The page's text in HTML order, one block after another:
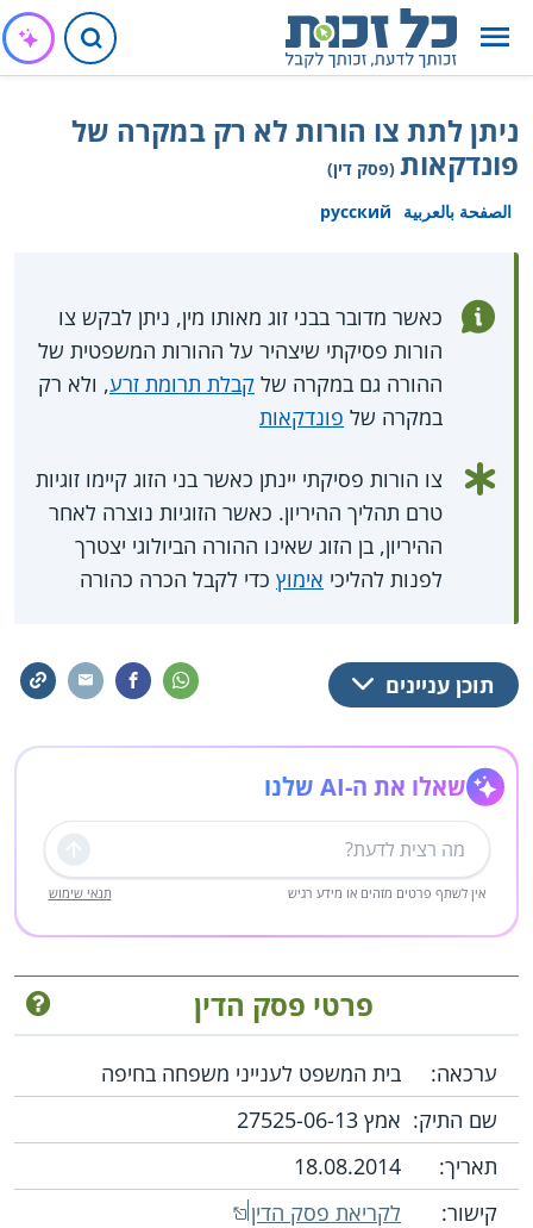
ניתן לתת צו הורות לא רק במקרה של
פונדקאות (פסק דין)
الصفحة بالعربية
русский
כאשר מדובר בבני זוג מאותו מין, ניתן לבקש צו
הורות פסיקתי שיצהיר על ההורות המשפטית של
ההורה גם במקרה של קבלת תרומת זרע, ולא רק
במקרה של פונדקאות
צו הורות פסיקתי יינתן כאשר בני הזוג קיימו זוגיות
טרם תהליך ההיריון. כאשר הזוגיות נוצרה לאחר
ההיריון, בן הזוג שאינו ההורה הביולוגי יצטרך
לפנות להליכי אימוץ כדי לקבל הכרה כהורה
תוכן עניינים
שאלו את ה-AI שלנו
שליחה
אין לשתף פרטים מזהים או מידע רגיש תנאי שימוש
פרטי פסק הדין
ערכאה:
בית המשפט לענייני משפחה בחיפה
שם התיק: אמץ 27525-06-13
תאריך:
18.08.2014
קישור:
לקריאת פסק הדין